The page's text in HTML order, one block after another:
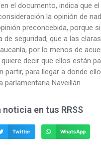
el documento, indica que
la opinión de
preconcebida, porque
de seguridad, que a las
por lo menos de
decir que ellos están
partir, para llegar a donde
parlamentaria Naveillán.
en tus RRSS
Twitter WhatsApp